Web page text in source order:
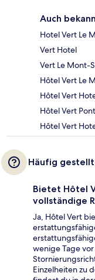
Auch
Hotel Vert Le
Vert Hotel
Vert Le Mont-
Hôtel Vert Le
Hôtel Vert
Hôtel Vert
Hôtel Vert
Häufig
Bietet Hôtel
vollständige
Ja, Hôtel Vert
wenige Tage
Einzelheiten zu